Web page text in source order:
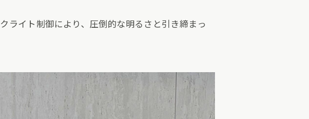
ライト制御により、圧倒的な明るさと引き締まっ